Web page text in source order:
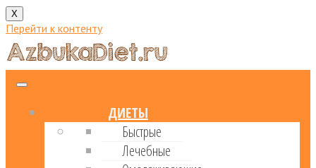
X
Перейти к контенту
ДИЕТЫ
Быстрые
Лечебные